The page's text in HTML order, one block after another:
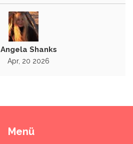
Angela Shanks
Apr, 20 2026
Menü